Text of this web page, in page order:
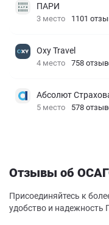
ПАРИ
3 место 1101
Oxy Travel
4 место 758
Абсолют
5 место 578
Отзывы об
Присоединяйтесь к
удобство и